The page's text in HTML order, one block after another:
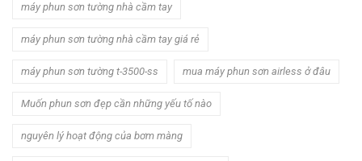
máy phun sơn tường nhà cầm tay
máy phun sơn tường nhà cầm tay giá rẻ
máy phun sơn tường t-3500-ss mua máy phun sơn airless ở đâu
Muốn phun sơn đẹp cần những yếu tố nào
nguyên lý hoạt động của bơm màng